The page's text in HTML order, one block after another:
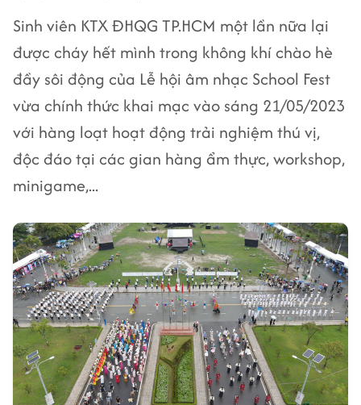
Sinh viên KTX ĐHQG TP.HCM một lần nữa lại
được cháy hết mình trong không khí chào hè
đầy sôi động của Lễ hội âm nhạc School Fest
vừa chính thức khai mạc vào sáng 21/05/2023
với hàng loạt hoạt động trải nghiệm thú vị,
độc đáo tại các gian hàng ẩm thực, workshop,
minigame,...